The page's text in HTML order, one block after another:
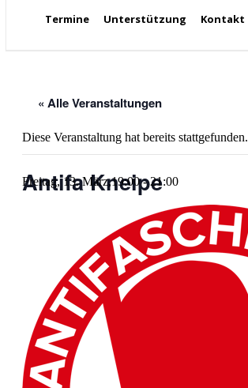
Termine Unterstützung Kontakt
« Alle Veranstaltungen
Diese Veranstaltung hat bereits stattgefunden.
Antifa Kneipe
Freitag, 13. März,19:00-21:00